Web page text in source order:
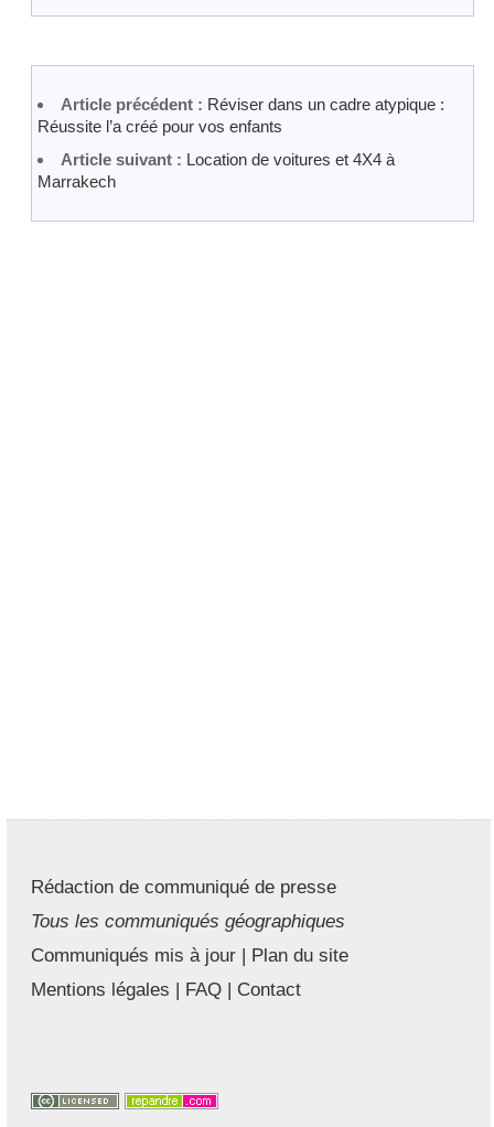
Article précédent : Réviser dans un cadre atypique :
Réussite l’a créé pour vos enfants
Article suivant : Location de voitures et 4X4 à
Marrakech
Rédaction de communiqué de presse
Tous les communiqués géographiques
Communiqués mis à jour | Plan du site
Mentions légales | FAQ | Contact